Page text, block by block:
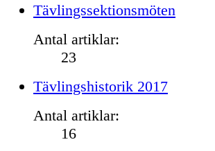
Tävlingssektionsmöten
Antal artiklar:
23
Tävlingshistorik 2017
Antal artiklar:
16